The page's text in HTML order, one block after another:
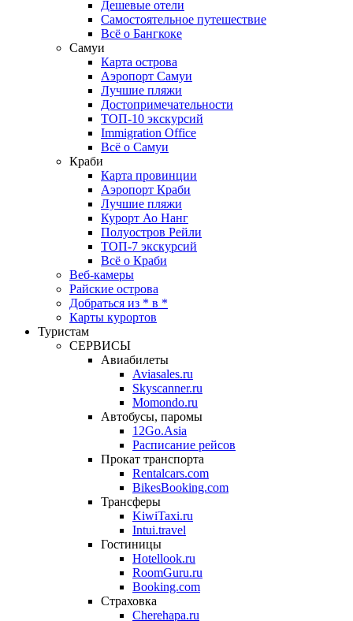
Дешевые отели
Самостоятельное путешествие
Всё о Бангкоке
Самуи
Карта острова
Аэропорт Самуи
Лучшие пляжи
Достопримечательности
ТОП-10 экскурсий
Immigration Office
Всё о Самуи
Краби
Карта провинции
Аэропорт Краби
Лучшие пляжи
Курорт Ао Нанг
Полуостров Рейли
ТОП-7 экскурсий
Всё о Краби
Веб-камеры
Райские острова
Добраться из * в *
Карты курортов
Туристам
СЕРВИСЫ
Авиабилеты
Aviasales.ru
Skyscanner.ru
Momondo.ru
Автобусы, паромы
12Go.Asia
Расписание рейсов
Прокат транспорта
Rentalcars.com
BikesBooking.com
Трансферы
KiwiTaxi.ru
Intui.travel
Гостиницы
Hotellook.ru
RoomGuru.ru
Booking.com
Страховка
Cherehapa.ru